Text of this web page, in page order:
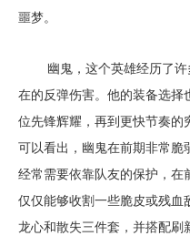
噩梦。
幽鬼，这个英雄经历了
在的反弹伤害。他的装备选择
位先锋辉耀，再到更快节奏的
可以看出，幽鬼在前期非常脆
经常需要依靠队友的保护，在
仅仅能够收割一些脆皮或残血
龙心和散失三件套，并搭配刷